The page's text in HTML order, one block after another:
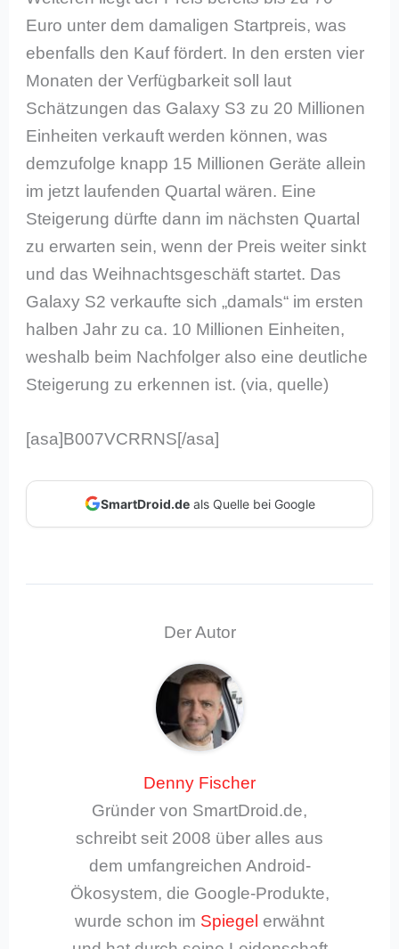
Euro unter dem damaligen Startpreis, was
ebenfalls den Kauf fördert. In den ersten vier
Monaten der Verfügbarkeit soll laut
Schätzungen das Galaxy S3 zu 20 Millionen
Einheiten verkauft werden können, was
demzufolge knapp 15 Millionen Geräte allein
im jetzt laufenden Quartal wären. Eine
Steigerung dürfte dann im nächsten Quartal
zu erwarten sein, wenn der Preis weiter sinkt
und das Weihnachtsgeschäft startet. Das
Galaxy S2 verkaufte sich „damals“ im ersten
halben Jahr zu ca. 10 Millionen Einheiten,
weshalb beim Nachfolger also eine deutliche
Steigerung zu erkennen ist. (via, quelle)
[asa]B007VCRRNS[/asa]
SmartDroid.deals Quelle bei Google
Der Autor
Denny Fischer
Gründer von SmartDroid.de,
schreibt seit 2008 über alles aus
dem umfangreichen Android-
Ökosystem, die Google-Produkte,
wurde schon im Spiegel erwähnt